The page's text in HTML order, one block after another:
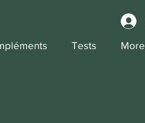
Tests More